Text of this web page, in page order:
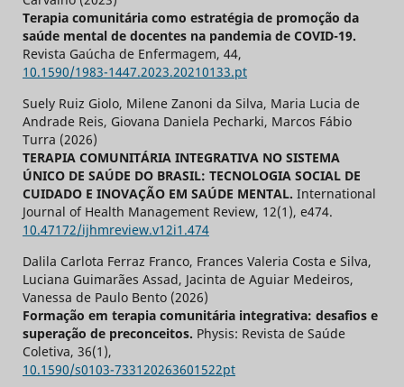
Terapia comunitária como estratégia de promoção da
saúde mental de docentes na pandemia de COVID-19.
Revista Gaúcha de Enfermagem, 44,
10.1590/1983-1447.2023.20210133.pt
Suely Ruiz Giolo, Milene Zanoni da Silva, Maria Lucia de
Andrade Reis, Giovana Daniela Pecharki, Marcos Fábio
Turra (2026)
TERAPIA COMUNITÁRIA INTEGRATIVA NO SISTEMA
ÚNICO DE SAÚDE DO BRASIL: TECNOLOGIA SOCIAL DE
CUIDADO E INOVAÇÃO EM SAÚDE MENTAL. International
Journal of Health Management Review, 12(1), e474.
10.47172/ijhmreview.v12i1.474
Dalila Carlota Ferraz Franco, Frances Valeria Costa e Silva,
Luciana Guimarães Assad, Jacinta de Aguiar Medeiros,
Vanessa de Paulo Bento (2026)
Formação em terapia comunitária integrativa: desafios e
superação de preconceitos. Physis: Revista de Saúde
Coletiva, 36(1),
10.1590/s0103-733120263601522pt